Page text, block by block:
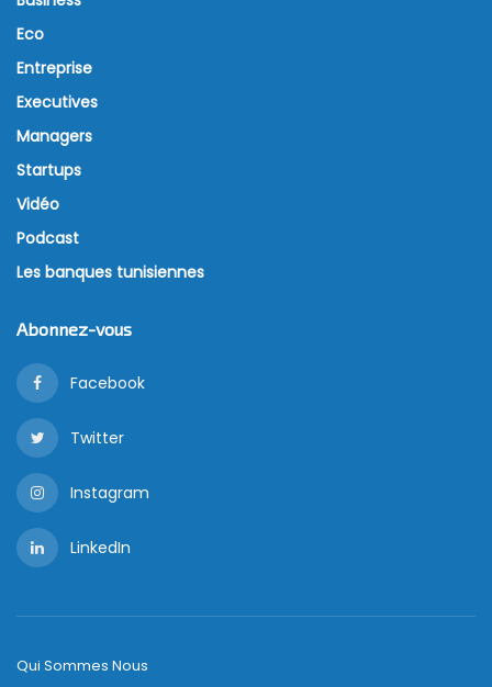
Le ministère malaisien des Communications et du
légale de crypto-monnaies comme le bitcoin et
numériques relèvent de la compétence de la
commission des valeurs mobilières et de la banque
centrale du pays. Toutefois, la décision sur la manière
dont les actifs numériques seront réglementés
restera entre les mains des régulateurs malaisiens.
Dans cet article, nous allons explorer les raisons pour
lesquelles le gouvernement envisage de légaliser les
cela pourrait apporter à l’économie.
Bien que le gouvernement n’ait pas officiellement